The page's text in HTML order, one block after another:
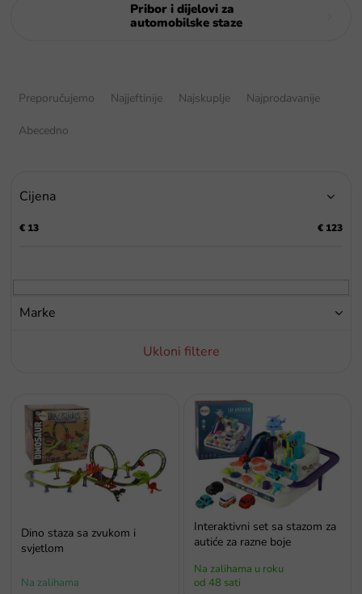
Pribor i dijelovi za
automobilske staze
Preporučujemo Najjeftinije Najskuplje Najprodavanije
Abecedno
Cijena
€ 13 € 123
Marke
Ukloni filtere
Dino staza sa zvukom i
svjetlom
Na zalihama
Interaktivni set sa stazom za
autiće za razne boje
Na zalihama u roku
od 48 sati